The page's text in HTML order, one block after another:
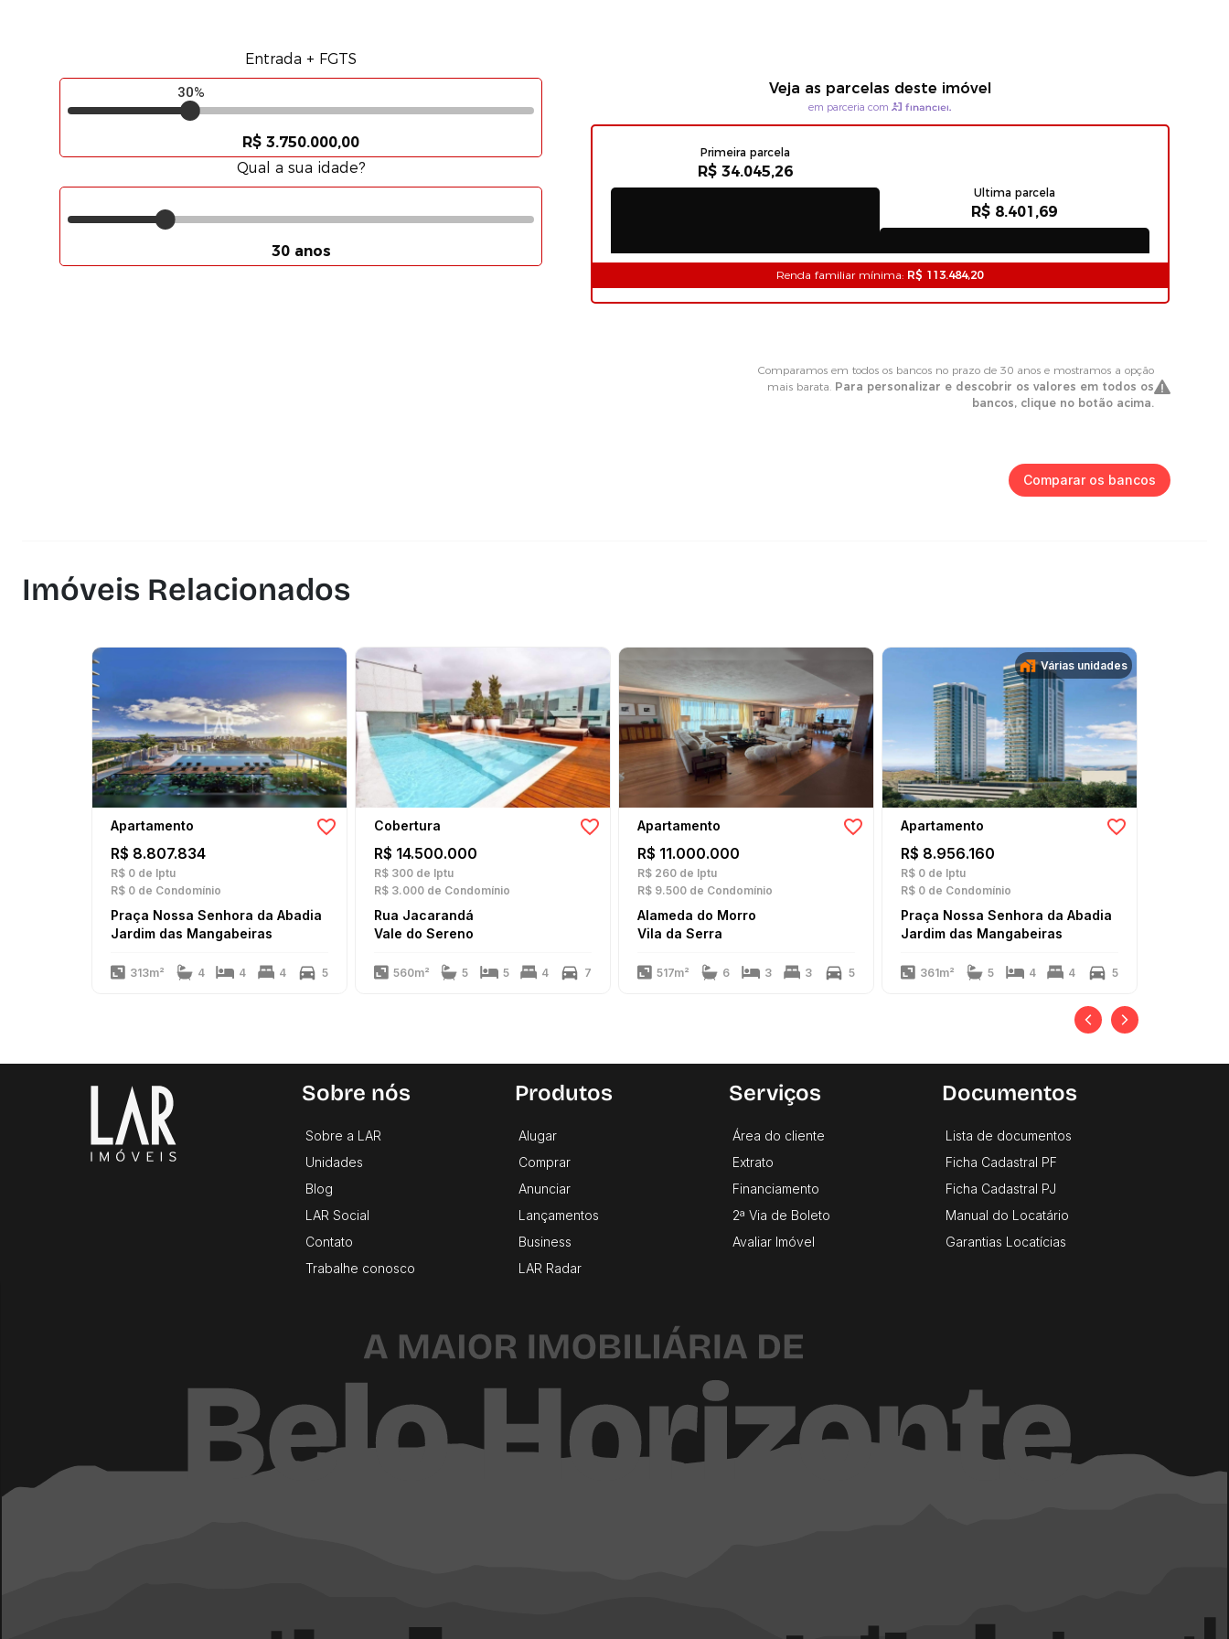
Comparar os bancos
Imóveis Relacionados
Apartamento
R$ 8.807.834
R$ 0 de Iptu
R$ 0 de Condomínio
Praça Nossa Senhora da Abadia
Jardim das Mangabeiras
313m² 4 4 4 5
Cobertura
R$ 14.500.000
R$ 300 de Iptu
R$ 3.000 de Condomínio
Rua Jacarandá
Vale do Sereno
560m² 5 5 4 7
Apartamento
R$ 11.000.000
R$ 260 de Iptu
R$ 9.500 de Condomínio
Alameda do Morro
Vila da Serra
517m² 6 3 3 5
Várias unidades
Apartamento
R$ 8.956.160
R$ 0 de Iptu
R$ 0 de Condomínio
Praça Nossa Senhora da Abadia
Jardim das Mangabeiras
361m² 5 4 4 5
Sobre nós
Sobre a LAR
Unidades
Blog
LAR Social
Contato
Trabalhe conosco
Produtos
Alugar
Comprar
Anunciar
Lançamentos
Business
LAR Radar
Serviços
Área do cliente
Extrato
Financiamento
2ª Via de Boleto
Avaliar Imóvel
Documentos
Lista de documentos
Ficha Cadastral PF
Ficha Cadastral PJ
Manual do Locatário
Garantias Locatícias